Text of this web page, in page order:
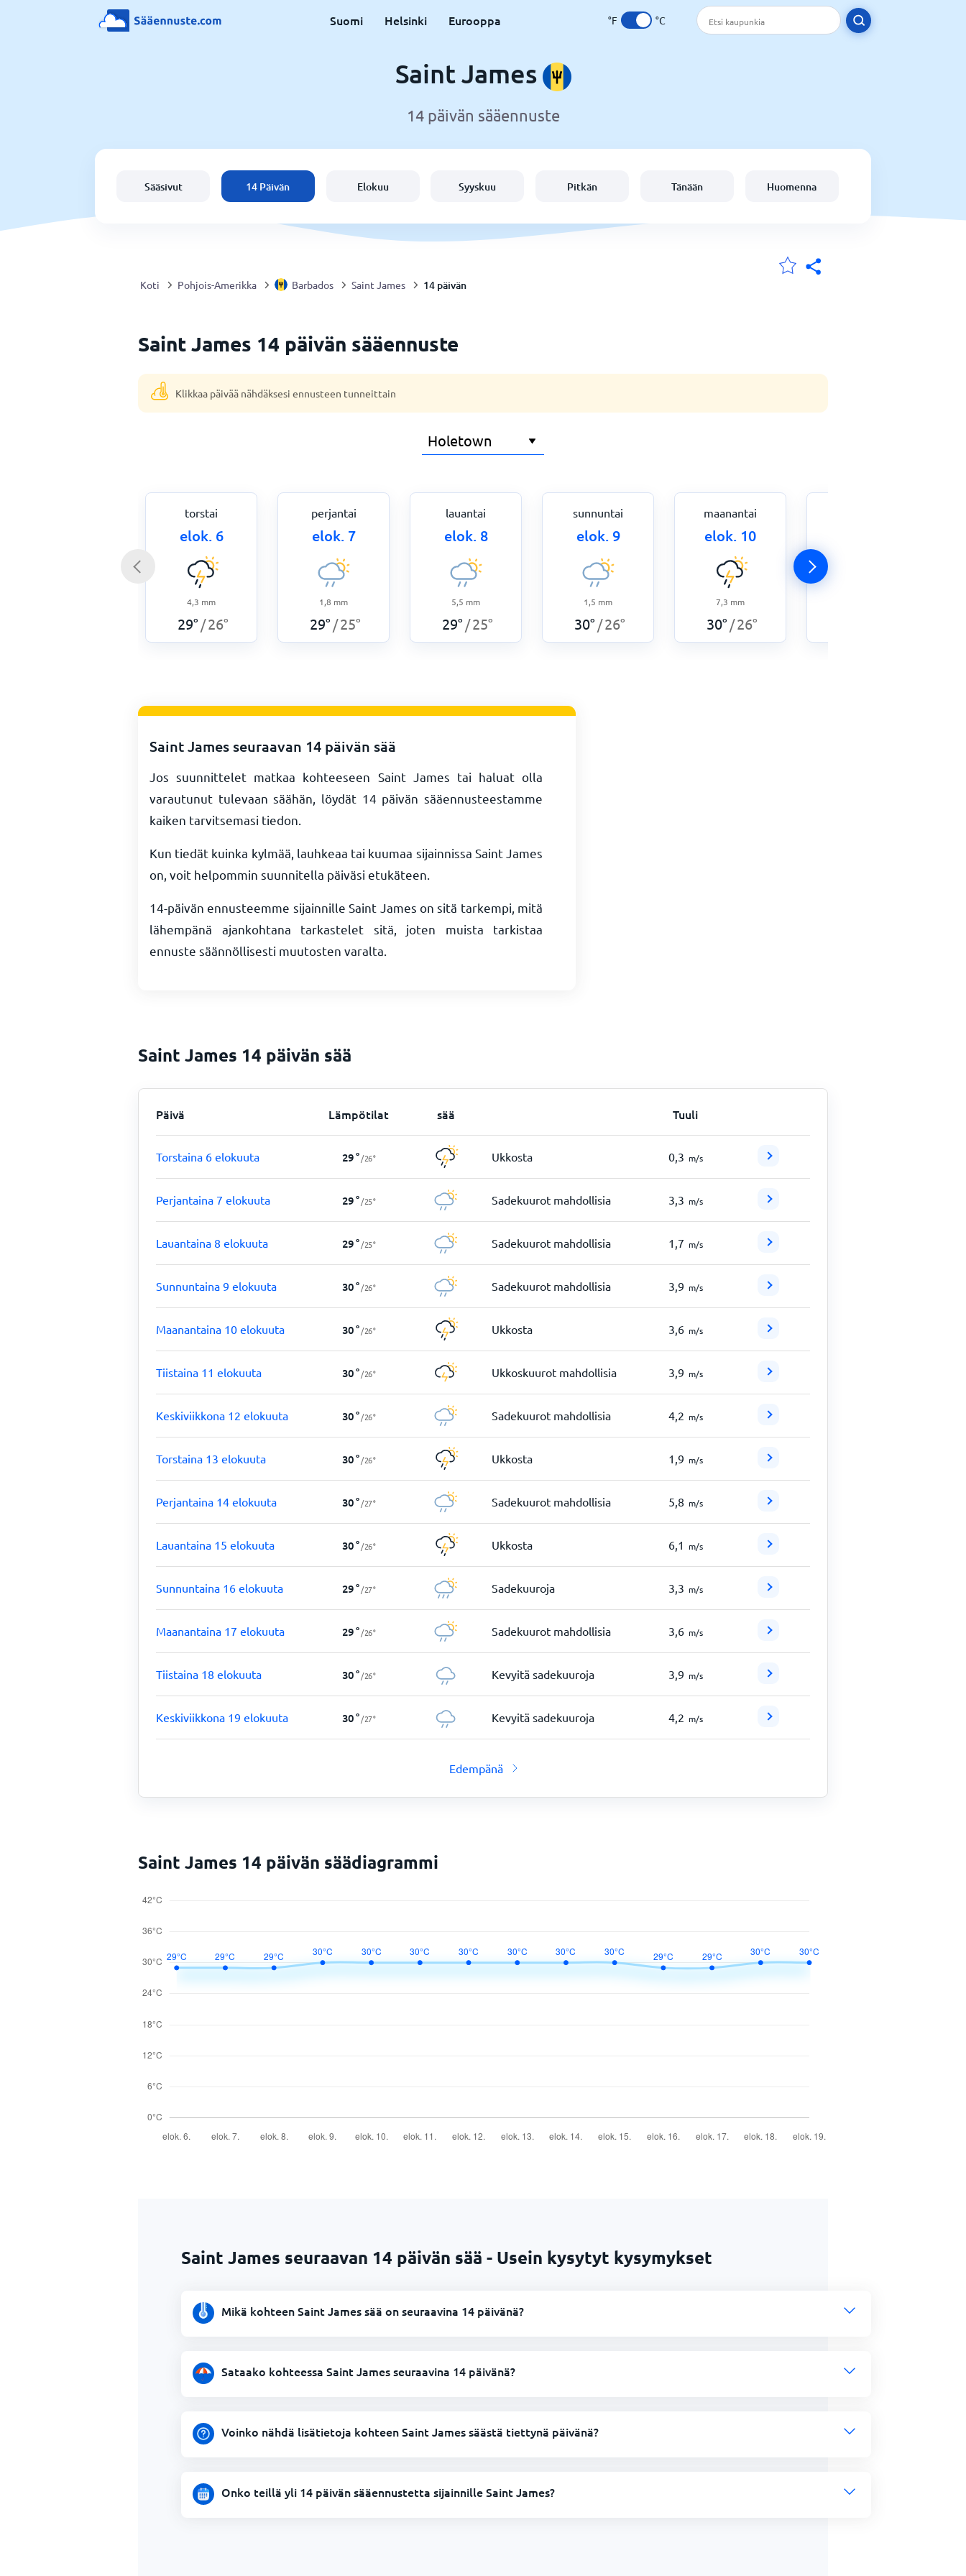
Suomi Helsinki Eurooppa °F °C
Saint James
14 päivän sääennuste
Sääsivut 14 Päivän Elokuu Syyskuu Pitkän Tänään Huomenna
Koti Pohjois-Amerikka Barbados Saint James 14 päivän
Saint James 14 päivän sääennuste
Klikkaa päivää nähdäksesi ennusteen tunneittain
torstai
elok. 6
4,3 mm
29° /26°
perjantai
elok. 7
1,8 mm
29° /25°
lauantai
elok. 8
5,5 mm
29° /25°
sunnuntai
elok. 9
1,5 mm
30° /26°
maanantai
elok. 10
7,3 mm
30° /26°
Saint James seuraavan 14 päivän sää
Jos suunnittelet matkaa kohteeseen Saint James tai haluat olla
varautunut tulevaan säähän, löydät 14 päivän sääennusteestamme
kaiken tarvitsemasi tiedon.
Kun tiedät kuinka kylmää, lauhkeaa tai kuumaa sijainnissa Saint James
on, voit helpommin suunnitella päiväsi etukäteen.
14-päivän ennusteemme sijainnille Saint James on sitä tarkempi, mitä
lähempänä ajankohtana tarkastelet sitä, joten muista tarkistaa
ennuste säännöllisesti muutosten varalta.
Saint James 14 päivän sää
Päivä Lämpötilat sää Tuuli
Torstaina 6 elokuuta 29° /26° Ukkosta 0,3 m/s
Perjantaina 7 elokuuta 29° /25° Sadekuurot mahdollisia 3,3 m/s
Lauantaina 8 elokuuta 29° /25° Sadekuurot mahdollisia 1,7 m/s
Sunnuntaina 9 elokuuta 30° /26° Sadekuurot mahdollisia 3,9 m/s
Maanantaina 10 elokuuta 30° /26° Ukkosta 3,6 m/s
Tiistaina 11 elokuuta 30° /26° Ukkoskuurot mahdollisia 3,9 m/s
Keskiviikkona 12 elokuuta 30° /26° Sadekuurot mahdollisia 4,2 m/s
Torstaina 13 elokuuta 30° /26° Ukkosta 1,9 m/s
Perjantaina 14 elokuuta 30° /27° Sadekuurot mahdollisia 5,8 m/s
Lauantaina 15 elokuuta 30° /26° Ukkosta 6,1 m/s
Sunnuntaina 16 elokuuta 29° /27° Sadekuuroja 3,3 m/s
Maanantaina 17 elokuuta 29° /26° Sadekuurot mahdollisia 3,6 m/s
Tiistaina 18 elokuuta 30° /26° Kevyitä sadekuuroja 3,9 m/s
Keskiviikkona 19 elokuuta 30° /27° Kevyitä sadekuuroja 4,2 m/s
Edempänä
Saint James 14 päivän säädiagrammi
Saint James seuraavan 14 päivän sää - Usein kysytyt kysymykset
Mikä kohteen Saint James sää on seuraavina 14 päivänä?
Sataako kohteessa Saint James seuraavina 14 päivänä?
Voinko nähdä lisätietoja kohteen Saint James säästä tiettynä päivänä?
Onko teillä yli 14 päivän sääennustetta sijainnille Saint James?